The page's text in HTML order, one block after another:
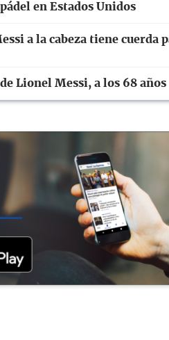
en Estados Unidos
a la cabeza tiene cuerda
Lionel Messi, a los 68 años